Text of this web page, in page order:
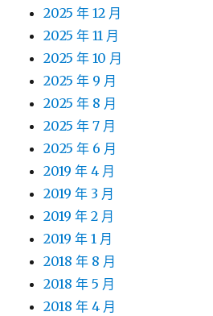
2025 年 12 月
2025 年 11 月
2025 年 10 月
2025 年 9 月
2025 年 8 月
2025 年 7 月
2025 年 6 月
2019 年 4 月
2019 年 3 月
2019 年 2 月
2019 年 1 月
2018 年 8 月
2018 年 5 月
2018 年 4 月